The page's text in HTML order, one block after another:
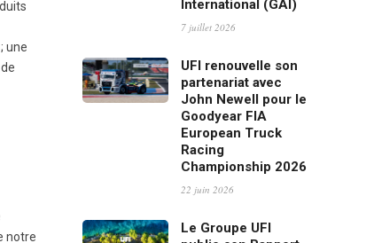
une
notre
International (GAI)
7 juillet 2026
UFI renouvelle son
partenariat avec
John Newell pour le
Goodyear FIA
European Truck
Racing
Championship 2026
22 juin 2026
Le Groupe UFI